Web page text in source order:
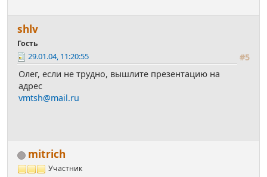
shlv
Гость
#5
29.01.04, 11:20:55
Олег, если не трудно, вышлите презентацию на
адрес
vmtsh@mail.ru
mitrich
Участник